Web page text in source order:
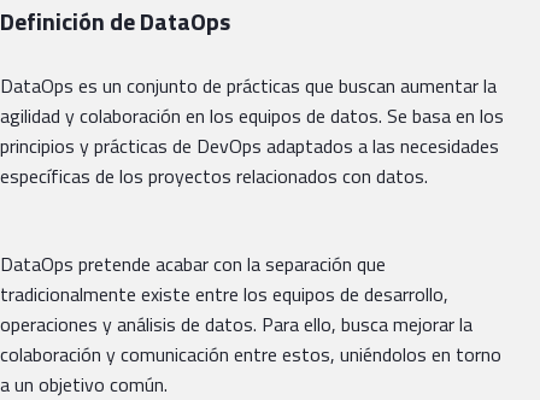
Definición de DataOps
DataOps es un conjunto de prácticas que buscan aumentar la
agilidad y colaboración en los equipos de datos. Se basa en los
principios y prácticas de DevOps adaptados a las necesidades
específicas de los proyectos relacionados con datos.
DataOps pretende acabar con la separación que
tradicionalmente existe entre los equipos de desarrollo,
operaciones y análisis de datos. Para ello, busca mejorar la
colaboración y comunicación entre estos, uniéndolos en torno
a un objetivo común.